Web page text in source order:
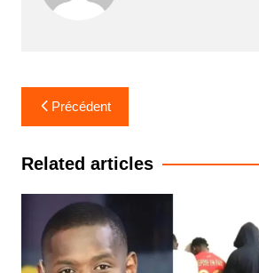
Navigation
de
l’article
Précédent
Related articles